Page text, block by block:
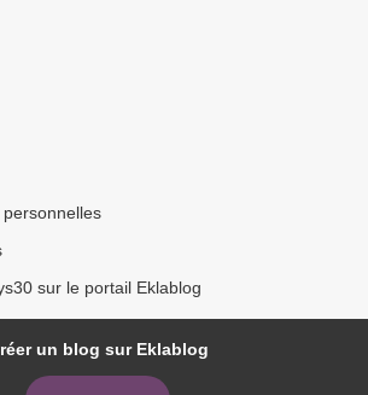
sur le portail Eklablog
un blog sur Eklablog